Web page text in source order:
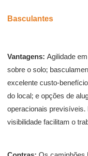
Basculantes
Vantagens: Agilidade
sobre o solo;
excelente custo-
do local; e opções de
operacionais
visibilidade facilitam o